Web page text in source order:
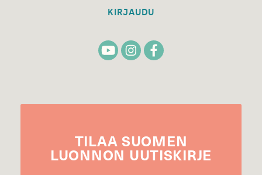
KIRJAUDU
TILAA SUOMEN
LUONNON UUTIS­KIRJE